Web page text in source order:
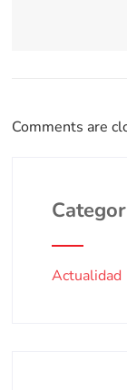
Comments are
Actualidad